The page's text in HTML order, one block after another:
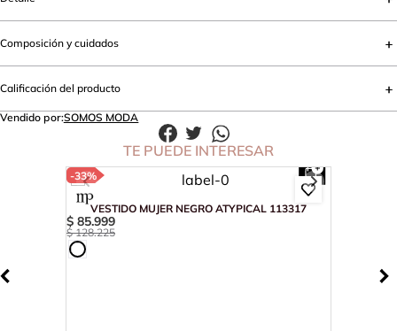
Composición y cuidados
Calificación del producto
Vendido por:SOMOS MODA
TE PUEDE INTERESAR
-33%
VESTIDO MUJER NEGRO ATYPICAL 113317
$ 85.999
$ 128.225